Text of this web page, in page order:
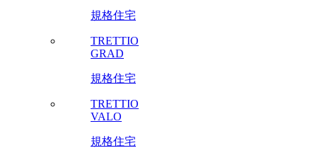
規格住宅
TRETTIO
GRAD
規格住宅
TRETTIO
VALO
規格住宅